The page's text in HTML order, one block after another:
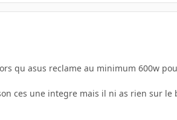
qu asus reclame au minimum 600w
ces une integre mais il ni as rien sur le